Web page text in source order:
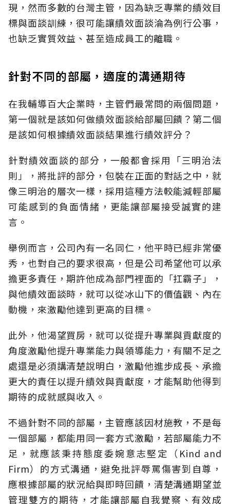
現，然而多數的台灣主管，因為缺乏專業的績效目
標與面談訓練，很可能讓績效面談淪為例行公事，
也缺乏實質效益、甚至造成員工的離職。
針對不同的部屬，適度的溝通期待
在我輔導百大企業時，主管們最常問的兩個問題，
第一個就是該如何做績效面談給部屬回饋？第二個
是該如何根據績效面談結果進行績效評分？
針對績效面談的部分，一般都會採用「三明治法
則」，將批評的部分，包裝在正面的對話之中，就
像三明治的層次一樣，採用這種方法較能減輕部屬
可能感到的負面情緒，更能讓部屬接受誠實的建
言。
舉例而言，公司內有一名同仁，他平時已經非常優
秀，也對自己的要求很高，但是公司希望他可以承
擔更多責任，期許他成為部門裡面的「扛霸子」，
與他績效面談時，就可以從冰山下的價值觀、內在
動機，來激勵他達到更高的目標。
此外，他渴望買房，就可以從提升專業與貢獻度的
角度激勵他提升專業能力與領導能力，有關不足之
處還是必須講清楚說明白，激勵他進步成長、承擔
更大的責任以提升績效與貢獻度，才能幫助他得到
期待的成就感與收入。
不過針對不同的部屬，主管應該因材施教，不是每
一個部屬，都能用同一套方式激勵，若部屬能力不
足，就應該秉持態度委婉意志堅定（Kind and
Firm）的方式溝通，避免批評辱罵傷害到自尊，
應根據部屬的狀況給與即時回饋，清楚溝通期望並
管理雙方的期待，才能讓部屬自我覺察、有效成